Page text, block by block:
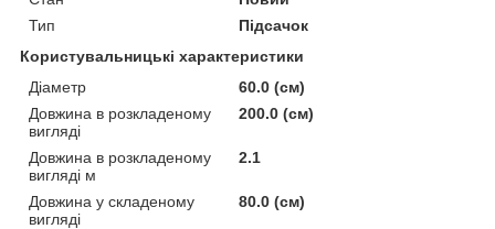
Тип
Підсачок
Користувальницькі характеристики
Діаметр
60.0 (см)
Довжина в розкладеному
вигляді
200.0 (см)
Довжина в розкладеному
вигляді м
2.1
Довжина у складеному
вигляді
80.0 (см)